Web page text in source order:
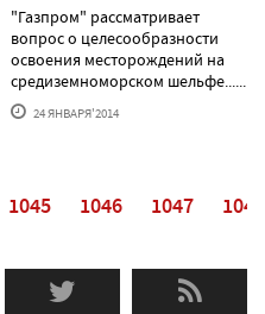
"Газпром" рассматривает
вопрос о целесообразности
освоения месторождений на
средиземноморском шельфе......
24 ЯНВАРЯ'2014
1045 1046 1047 1048